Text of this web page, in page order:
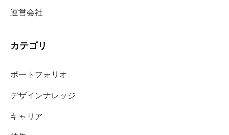
運営会社
カテゴリ
ポートフォリオ
デザインナレッジ
キャリア